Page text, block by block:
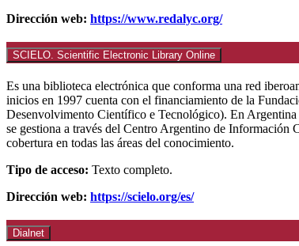
Dirección web: https://www.redalyc.org/
SCIELO. Scientific Electronic Library Online
Es una biblioteca electrónica que conforma una red
inicios en 1997 cuenta con el financiamiento de la
Desenvolvimento Científico e Tecnológico). En
se gestiona a través del Centro Argentino de
cobertura en todas las áreas del conocimiento.
Tipo de acceso: Texto completo.
Dirección web: https://scielo.org/es/
Dialnet